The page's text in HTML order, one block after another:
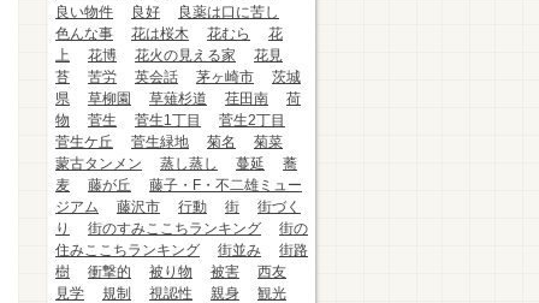
良い物件
良好
良薬は口に苦し
色んな事
花は桜木 花むら
花
上
花博 花火の見える家
花見
苔
苦労 英会話 茅ヶ崎市
茨城
県
草柳園 草薙杉道 荏田南
荷
物
菅生 菅生1丁目
菅生2丁目
菅生ケ丘
菅生緑地 菊名
菊菜
蒙古タンメン
蒸し蒸し 蔓延
蕎
麦
藤が丘
藤子・F・不二雄ミュー
ジアム
藤沢市 行動 街
街づく
り
街のすみここちランキング
街の
住みここちランキング
街並み
街路
樹
衝撃的 被り物 被害
西友
見学
規制 視認性 親身
観光